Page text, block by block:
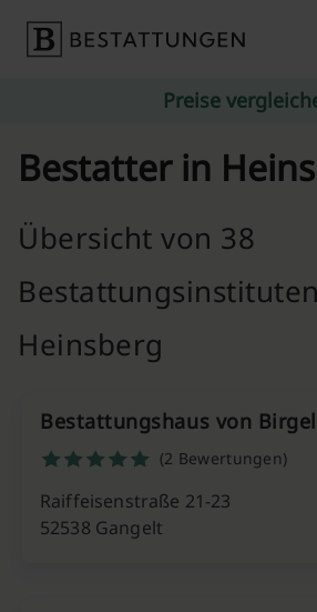
Preise
Bestatter in
Übersicht von 38
Heinsberg
Bestattungshaus von
(2 Bewertungen)
Raiffeisenstraße 21-23
52538 Gangelt